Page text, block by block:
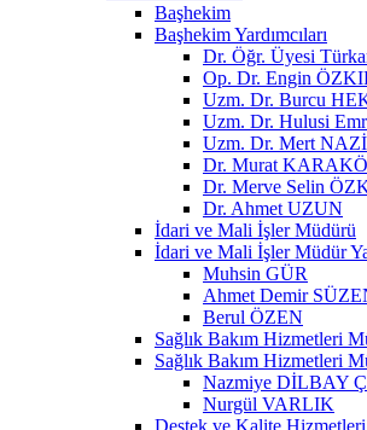
Başhekim
Başhekim Yardımcıları
Dr. Öğr. Üyesi
Op. Dr. Engin
Uzm. Dr. Burcu
Uzm. Dr. Hulusi
Uzm. Dr. Mert
Dr. Murat
Dr. Merve Selin
Dr. Ahmet UZUN
İdari ve Mali İşler Müdürü
İdari ve Mali İşler Müdür
Muhsin GÜR
Ahmet Demir
Berul ÖZEN
Sağlık Bakım Hizmetleri
Sağlık Bakım Hizmetleri
Nazmiye DİLBAY
Nurgül VARLIK
Destek ve Kalite